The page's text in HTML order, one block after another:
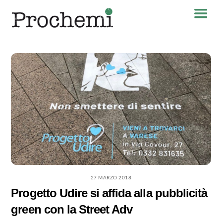
content
Menu
27 MARZO 2018
Progetto Udire si affida alla pubblicità
green con la Street Adv